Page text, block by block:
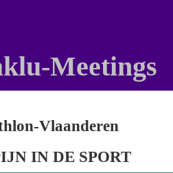
Meetings
Vlaanderen
IN DE SPORT